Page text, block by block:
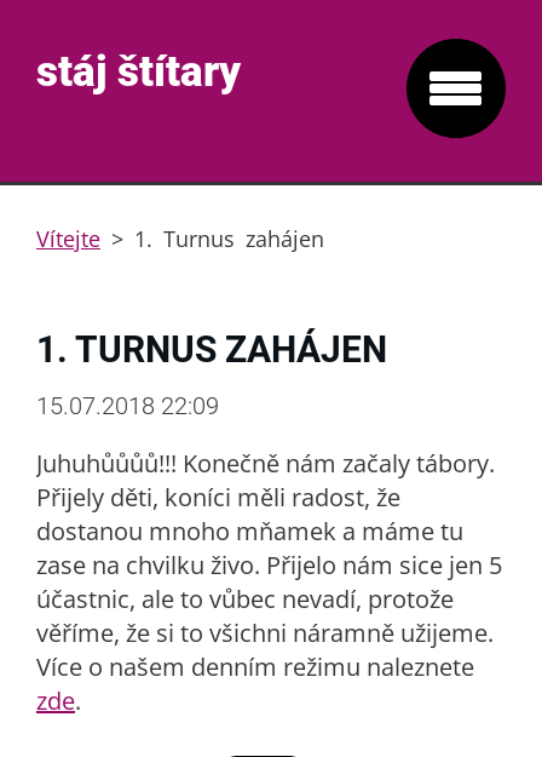
stáj štítary
Vítejte > 1. Turnus zahájen
1. TURNUS ZAHÁJEN
15.07.2018 22:09
Juhuhůůůů!!! Konečně nám začaly tábory.
Přijely děti, koníci měli radost, že
dostanou mnoho mňamek a máme tu
zase na chvilku živo. Přijelo nám sice jen 5
účastnic, ale to vůbec nevadí, protože
věříme, že si to všichni náramně užijeme.
Více o našem denním režimu naleznete
zde.